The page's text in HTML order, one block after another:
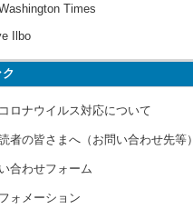
Times
Ilbo
ク
ロナウイルス対応について
者の皆さまへ（お問い合わせ先等）
合わせフォーム
ォメーション